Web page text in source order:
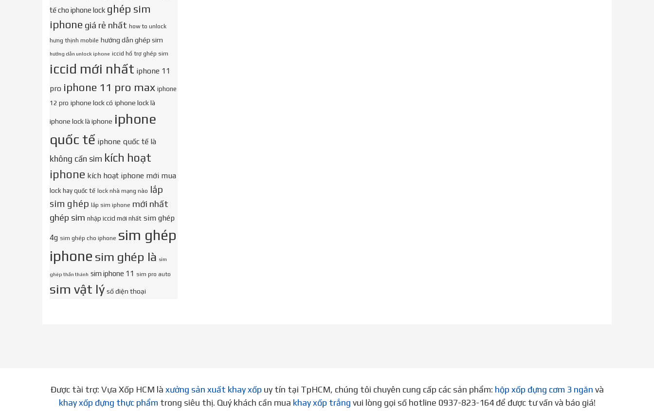
tế cho iphone lock ghép sim
iphone giá rẻ nhất how to unlock
hưng thịnh mobile hướng dẫn ghép sim
hướng dẫn unlock iphone iccid hổ trợ ghép sim
iccid mới nhất iphone 11
pro iphone 11 pro max iphone
12 pro iphone lock có iphone lock là
iphone lock là iphone iphone
quốc tế iphone quốc tế là
không cần sim kích hoạt
iphone kích hoạt iphone mới mua
lock hay quốc tế lock nhà mạng nào lắp
sim ghép lắp sim iphone mới nhất
ghép sim nhập iccid mới nhất sim ghép
4g sim ghép cho iphone sim ghép
iphone sim ghép là sim
ghép thần thánh sim iphone 11 sim pro auto
sim vật lý số điện thoại
Được tài trợ: Vựa Xốp HCM là xưởng sản xuất khay xốp uy tín tại TpHCM, chúng tôi chuyên cung cấp các sản phẩm: hộp xốp đựng cơm 3 ngăn và
khay xốp đựng thực phẩm trong siêu thị. Quý khách cần mua khay xốp trắng vui lòng gọi số hotline 0937-823-164 để được tư vấn và báo giá!